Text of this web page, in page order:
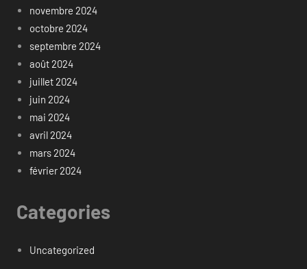
novembre 2024
octobre 2024
septembre 2024
août 2024
juillet 2024
juin 2024
mai 2024
avril 2024
mars 2024
février 2024
Categories
Uncategorized